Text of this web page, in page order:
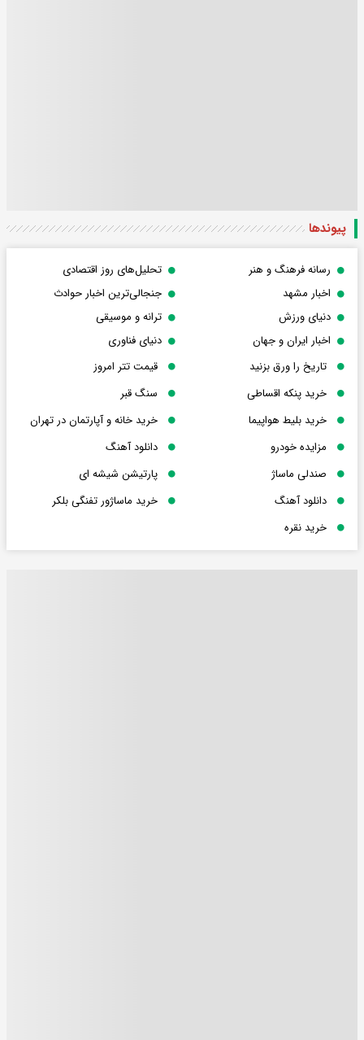
پیوندها
رسانه فرهنگ و هنر
تحلیل‌های روز اقتصادی
اخبار مشهد
جنجالی‌ترین اخبار حوادث
دنیای ورزش
ترانه و موسیقی
اخبار ایران و جهان
دنیای فناوری
تاریخ را ورق بزنید
قیمت تتر امروز
خرید پنکه اقساطی
سنگ قبر
خرید بلیط هواپیما
خرید خانه و آپارتمان در تهران
مزایده خودرو
دانلود آهنگ
صندلی ماساژ
پارتیشن شیشه ای
دانلود آهنگ
خرید ماساژور تفنگی بلکر
خرید نقره